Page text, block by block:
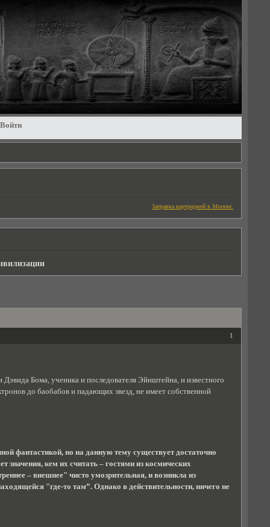
Войти
Заправка картриджей в Москве.
1
Бома, ученика и последователя Эйнштейна, и известного
до баобабов и падающих звезд, не имеет собственной
фантастикой, но на данную тему существует достаточно
кем их считать – гостями из космических
– внешнее" чисто умозрительная, и возникла из
"где-то там”. Однако в действительности, ничего не